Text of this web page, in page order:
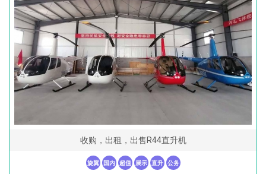
收购，出租，出售R44直升机
旋翼 国内 超值 展示 直升 公务